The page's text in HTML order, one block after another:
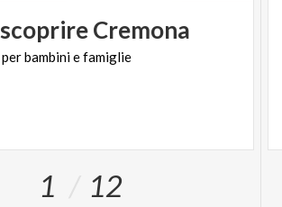
scoprireCremona
perbambiniefamiglie
1 12